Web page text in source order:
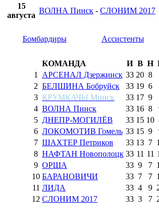
15
августа
ВОЛНА Пинск - СЛОНИМ 2017
Бомбардиры Ассистенты
КОМАНДА И В Н
1
АРСЕНАЛ Дзержинск 33 20 8
2 БЕЛШИНА Бобруйск 33 19 6
3 КРУМКАЧЫ Минск 33 17 9
4 ВОЛНА Пинск 33 16 8
5 ДНЕПР-МОГИЛЁВ 33 15 10
6 ЛОКОМОТИВ Гомель 33 15 9
7 ШАХТЕР Петриков 33 13 7
8 НАФТАН Новополоцк 33 11 11
9 ОРША 33 9 7
10 БАРАНОВИЧИ 33 7 7
11 ЛИДА 33 4 9
12 СЛОНИМ 2017 33 3 7